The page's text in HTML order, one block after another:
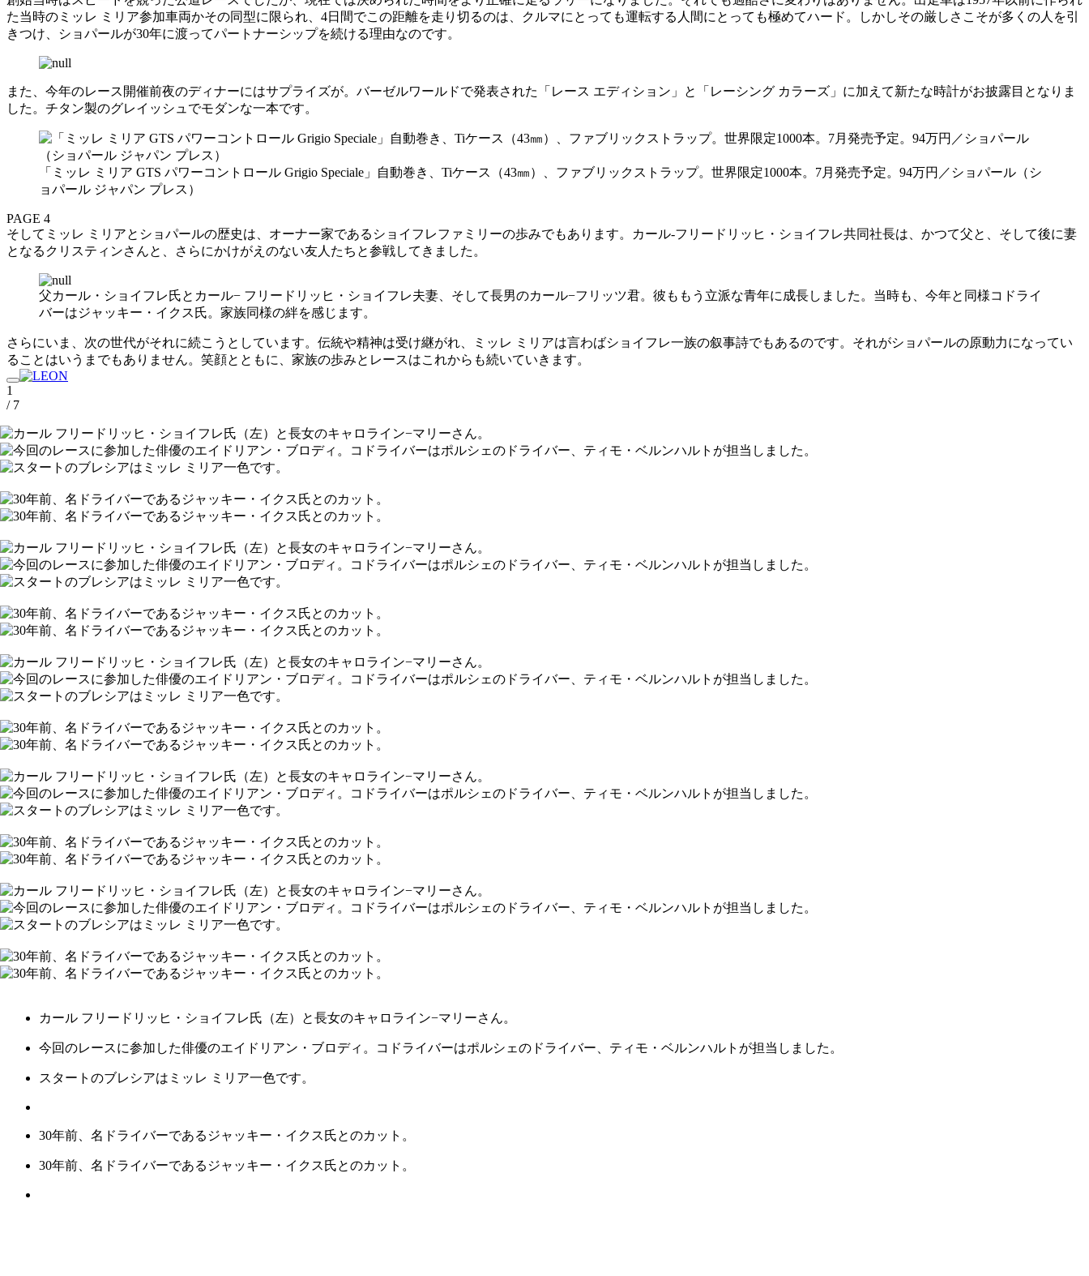
た当時のミッレ ミリア参加車両かその同型に限られ、4日間でこの距離を走り切るのは、クルマにとっても運転する人間にとっても極めてハード。しかしその厳しさこそが多くの人を引
きつけ、ショパールが30年に渡ってパートナーシップを続ける理由なのです。
また、今年のレース開催前夜のディナーにはサプライズが。バーゼルワールドで発表された「レース エディション」と「レーシング カラーズ」に加えて新たな時計がお披露目となりま
した。チタン製のグレイッシュでモダンな一本です。
「ミッレ ミリア GTS パワーコントロール Grigio Speciale」自動巻き、Tiケース（43㎜）、ファブリックストラップ。世界限定1000本。7月発売予定。94万円／ショパール（シ
ョパール ジャパン プレス）
PAGE 4
そしてミッレ ミリアとショパールの歴史は、オーナー家であるショイフレファミリーの歩みでもあります。カール-フリードリッヒ・ショイフレ共同社長は、かつて父と、そして後に妻
となるクリスティンさんと、さらにかけがえのない友人たちと参戦してきました。
父カール・ショイフレ氏とカール− フリードリッヒ・ショイフレ夫妻、そして長男のカール−フリッツ君。彼ももう立派な青年に成長しました。当時も、今年と同様コドライ
バーはジャッキー・イクス氏。家族同様の絆を感じます。
さらにいま、次の世代がそれに続こうとしています。伝統や精神は受け継がれ、ミッレ ミリアは言わばショイフレ一族の叙事詩でもあるのです。それがショパールの原動力になってい
ることはいうまでもありません。笑顔とともに、家族の歩みとレースはこれからも続いていきます。
1
/ 7
カール フリードリッヒ・ショイフレ氏（左）と長女のキャロライン−マリーさん。
今回のレースに参加した俳優のエイドリアン・ブロディ。コドライバーはポルシェのドライバー、ティモ・ベルンハルトが担当しました。
スタートのブレシアはミッレ ミリア一色です。
30年前、名ドライバーであるジャッキー・イクス氏とのカット。
30年前、名ドライバーであるジャッキー・イクス氏とのカット。